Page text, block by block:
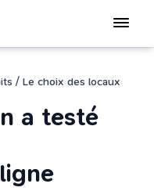
/ Le choix des locaux
a testé